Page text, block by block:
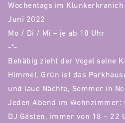
Wochentags im Klunkerkranich
Juni 2022
Mo / Di / Mi – je ab 18 Uhr
-*-
Behäbig zieht der Vogel seine
Himmel, Grün ist das
und laue Nächte, Sommer in
Jeden Abend im
DJ Gästen, immer von 18 – 22